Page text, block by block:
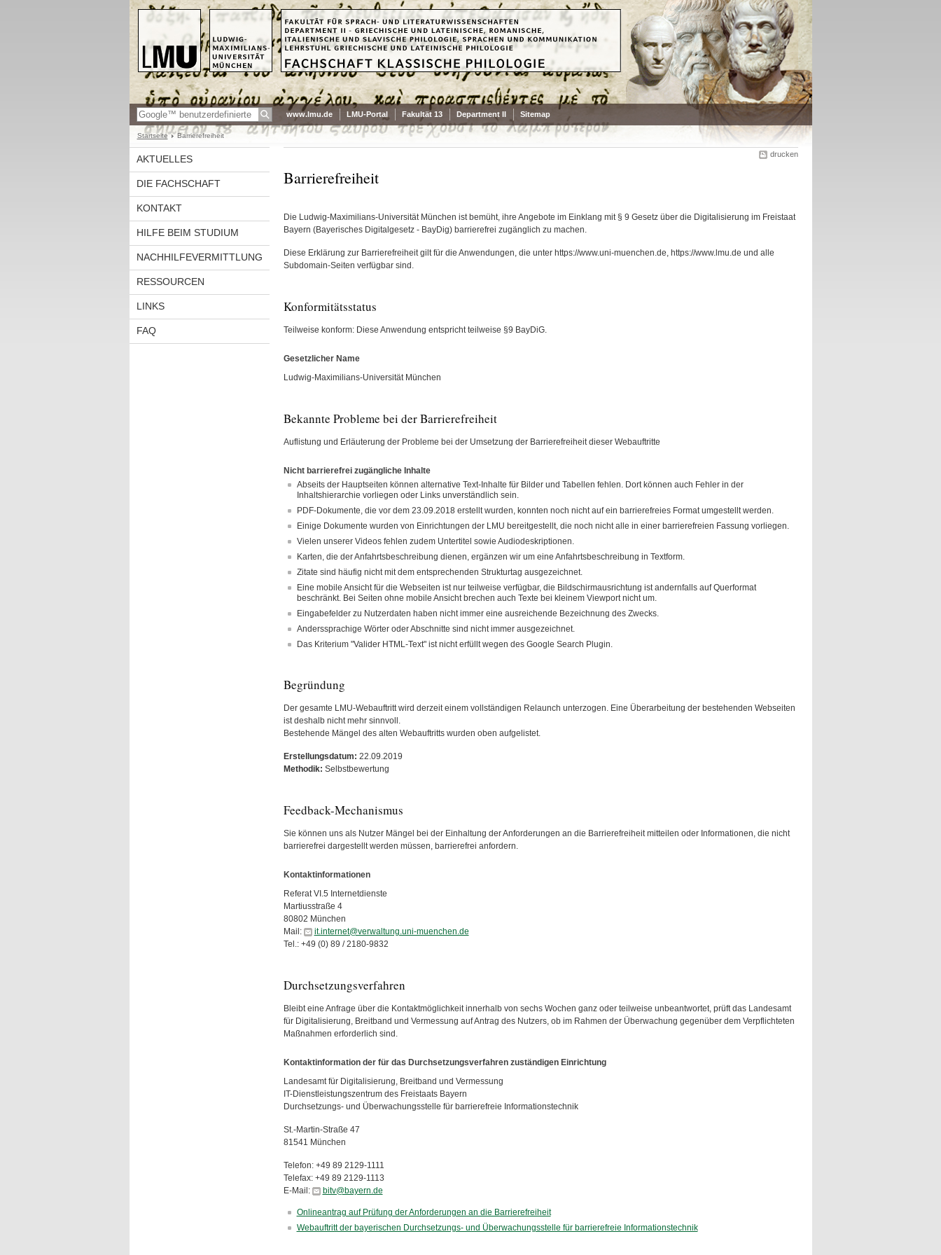
www.lmu.de LMU-Portal Fakultät 13 Department II Sitemap
Startseite Barrierefreiheit
AKTUELLES
DIE FACHSCHAFT
KONTAKT
HILFE BEIM STUDIUM
NACHHILFEVERMITTLUNG
RESSOURCEN
LINKS
FAQ
drucken
Barrierefreiheit
Die Ludwig-Maximilians-Universität München ist bemüht, ihre Angebote im Einklang mit § 9 Gesetz über die Digitalisierung im Freistaat
Bayern (Bayerisches Digitalgesetz - BayDig) barrierefrei zugänglich zu machen.
Diese Erklärung zur Barrierefreiheit gilt für die Anwendungen, die unter https://www.uni-muenchen.de, https://www.lmu.de und alle
Subdomain-Seiten verfügbar sind.
Konformitätsstatus
Teilweise konform: Diese Anwendung entspricht teilweise §9 BayDiG.
Gesetzlicher Name
Ludwig-Maximilians-Universität München
Bekannte Probleme bei der Barrierefreiheit
Auflistung und Erläuterung der Probleme bei der Umsetzung der Barrierefreiheit dieser Webauftritte
Nicht barrierefrei zugängliche Inhalte
Abseits der Hauptseiten können alternative Text-Inhalte für Bilder und Tabellen fehlen. Dort können auch Fehler in der
Inhaltshierarchie vorliegen oder Links unverständlich sein.
PDF-Dokumente, die vor dem 23.09.2018 erstellt wurden, konnten noch nicht auf ein barrierefreies Format umgestellt werden.
Einige Dokumente wurden von Einrichtungen der LMU bereitgestellt, die noch nicht alle in einer barrierefreien Fassung vorliegen.
Vielen unserer Videos fehlen zudem Untertitel sowie Audiodeskriptionen.
Karten, die der Anfahrtsbeschreibung dienen, ergänzen wir um eine Anfahrtsbeschreibung in Textform.
Zitate sind häufig nicht mit dem entsprechenden Strukturtag ausgezeichnet.
Eine mobile Ansicht für die Webseiten ist nur teilweise verfügbar, die Bildschirmausrichtung ist andernfalls auf Querformat
beschränkt. Bei Seiten ohne mobile Ansicht brechen auch Texte bei kleinem Viewport nicht um.
Eingabefelder zu Nutzerdaten haben nicht immer eine ausreichende Bezeichnung des Zwecks.
Anderssprachige Wörter oder Abschnitte sind nicht immer ausgezeichnet.
Das Kriterium "Valider HTML-Text" ist nicht erfüllt wegen des Google Search Plugin.
Begründung
Der gesamte LMU-Webauftritt wird derzeit einem vollständigen Relaunch unterzogen. Eine Überarbeitung der bestehenden Webseiten
ist deshalb nicht mehr sinnvoll.
Bestehende Mängel des alten Webauftritts wurden oben aufgelistet.
Erstellungsdatum: 22.09.2019
Methodik: Selbstbewertung
Feedback-Mechanismus
Sie können uns als Nutzer Mängel bei der Einhaltung der Anforderungen an die Barrierefreiheit mitteilen oder Informationen, die nicht
barrierefrei dargestellt werden müssen, barrierefrei anfordern.
Kontaktinformationen
Referat VI.5 Internetdienste
Martiusstraße 4
80802 München
Mail:
it.internet@verwaltung.uni-muenchen.de
Tel.: +49 (0) 89 / 2180-9832
Durchsetzungsverfahren
Bleibt eine Anfrage über die Kontaktmöglichkeit innerhalb von sechs Wochen ganz oder teilweise unbeantwortet, prüft das Landesamt
für Digitalisierung, Breitband und Vermessung auf Antrag des Nutzers, ob im Rahmen der Überwachung gegenüber dem Verpflichteten
Maßnahmen erforderlich sind.
Kontaktinformation der für das Durchsetzungsverfahren zuständigen Einrichtung
Landesamt für Digitalisierung, Breitband und Vermessung
IT-Dienstleistungszentrum des Freistaats Bayern
Durchsetzungs- und Überwachungsstelle für barrierefreie Informationstechnik
St.-Martin-Straße 47
81541 München
Telefon: +49 89 2129-1111
Telefax: +49 89 2129-1113
E-Mail:
bitv@bayern.de
Onlineantrag auf Prüfung der Anforderungen an die Barrierefreiheit
Webauftritt der bayerischen Durchsetzungs- und Überwachungsstelle für barrierefreie Informationstechnik